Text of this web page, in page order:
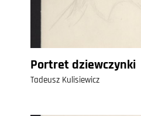
Portret dziewczynki
Tadeusz Kulisiewicz